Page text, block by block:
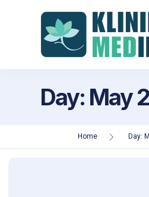
Day: May
Home Day: